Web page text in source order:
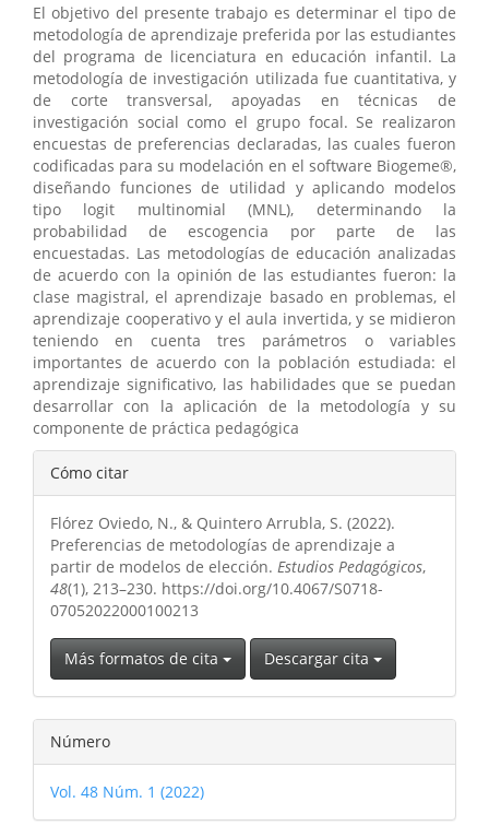
El objetivo del presente trabajo es determinar el tipo de
metodología de aprendizaje preferida por las estudiantes
del programa de licenciatura en educación infantil. La
metodología de investigación utilizada fue cuantitativa, y
de corte transversal, apoyadas en técnicas de
investigación social como el grupo focal. Se realizaron
encuestas de preferencias declaradas, las cuales fueron
codificadas para su modelación en el software Biogeme®,
diseñando funciones de utilidad y aplicando modelos
tipo logit multinomial (MNL), determinando la
probabilidad de escogencia por parte de las
encuestadas. Las metodologías de educación analizadas
de acuerdo con la opinión de las estudiantes fueron: la
clase magistral, el aprendizaje basado en problemas, el
aprendizaje cooperativo y el aula invertida, y se midieron
teniendo en cuenta tres parámetros o variables
importantes de acuerdo con la población estudiada: el
aprendizaje significativo, las habilidades que se puedan
desarrollar con la aplicación de la metodología y su
componente de práctica pedagógica
Detalles
del
artículo
Cómo citar
Flórez Oviedo, N., & Quintero Arrubla, S. (2022).
Preferencias de metodologías de aprendizaje a
partir de modelos de elección. Estudios Pedagógicos,
48(1), 213–230. https://doi.org/10.4067/S0718-
07052022000100213
Más formatos de cita Descargar cita
Número
Vol. 48 Núm. 1 (2022)